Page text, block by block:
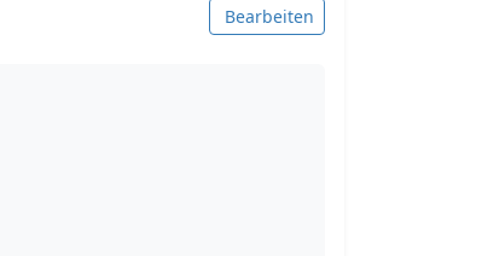
Bearbeiten